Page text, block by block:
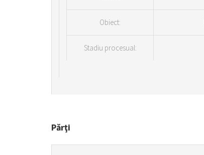
Obiect:
Stadiu procesual:
Părţi